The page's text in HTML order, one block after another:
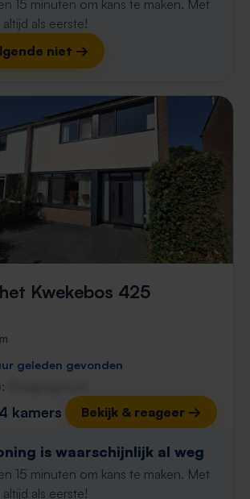
15 minuten om kans te maken. Met
als eerste!
niet →
Kwekebos 425
geleden gevonden
4 kamers Bekijk & reageer →
is waarschijnlijk al weg
15 minuten om kans te maken. Met
als eerste!